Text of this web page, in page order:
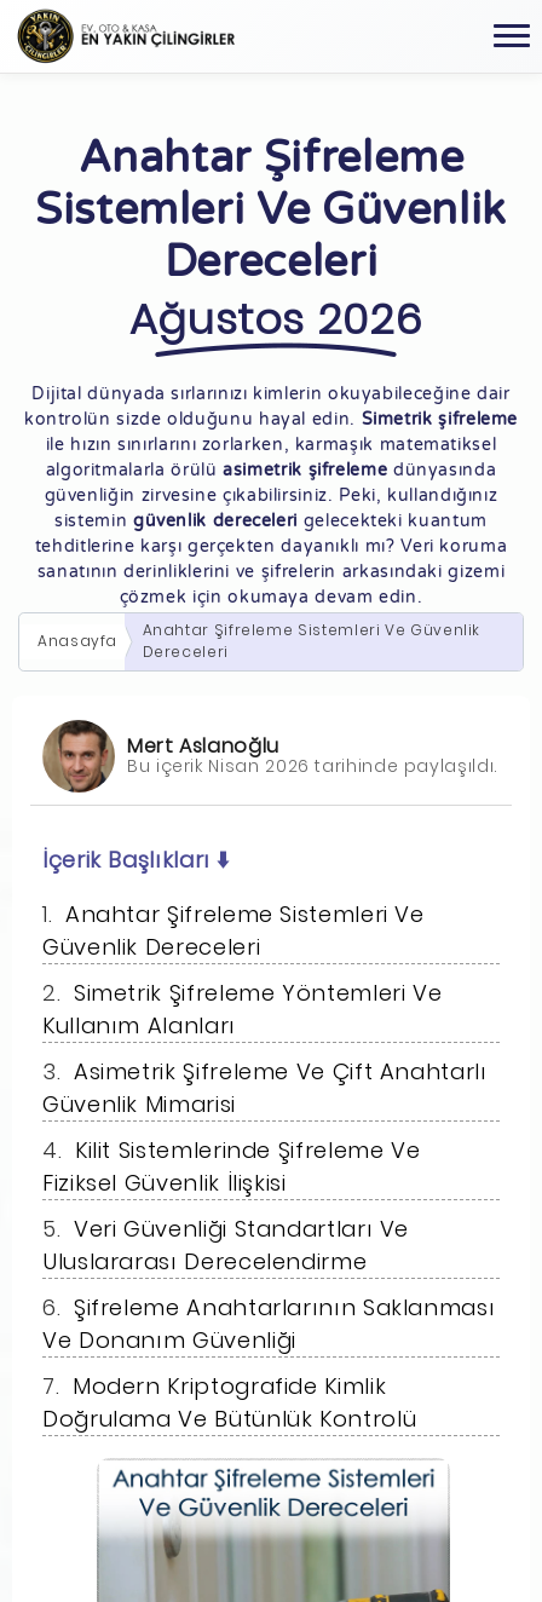
Anahtar Şifreleme
Sistemleri Ve Güvenlik
Dereceleri
Ağustos 2026
Dijital dünyada sırlarınızı kimlerin okuyabileceğine dair
kontrolün sizde olduğunu hayal edin. Simetrik şifreleme
ile hızın sınırlarını zorlarken, karmaşık matematiksel
algoritmalarla örülüasimetrik şifreleme dünyasında
güvenliğin zirvesine çıkabilirsiniz. Peki, kullandığınız
sistemin güvenlik dereceleri gelecekteki kuantum
tehditlerine karşı gerçekten dayanıklı mı? Veri koruma
sanatının derinliklerini ve şifrelerin arkasındaki gizemi
çözmek için okumaya devam edin.
Anasayfa
Anahtar Şifreleme Sistemleri Ve Güvenlik
Dereceleri
Mert Aslanoğlu
Bu içerik Nisan 2026 tarihinde paylaşıldı.
İçerik Başlıkları ⬇️
Anahtar Şifreleme Sistemleri Ve
Güvenlik Dereceleri
Simetrik Şifreleme Yöntemleri Ve
Kullanım Alanları
Asimetrik Şifreleme Ve Çift Anahtarlı
Güvenlik Mimarisi
Kilit Sistemlerinde Şifreleme Ve
Fiziksel Güvenlik İlişkisi
Veri Güvenliği Standartları Ve
Uluslararası Derecelendirme
Şifreleme Anahtarlarının Saklanması
Ve Donanım Güvenliği
Modern Kriptografide Kimlik
Doğrulama Ve Bütünlük Kontrolü